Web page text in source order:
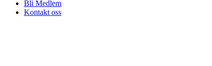
Bli Medlem
Kontakt oss